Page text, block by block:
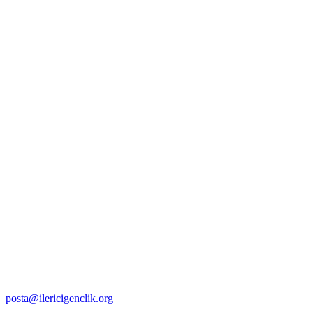
posta@ilericigenclik.org